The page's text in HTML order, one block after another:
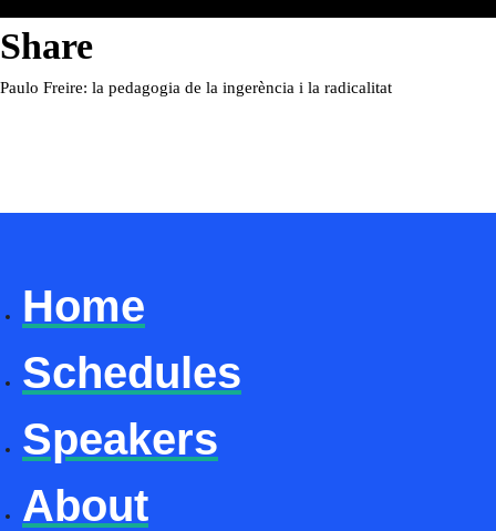
Share
Paulo Freire: la pedagogia de la ingerència i la radicalitat
Home
Schedules
Speakers
About